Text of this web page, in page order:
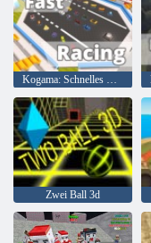
Kogama: Schnelles Rennen
Zwei Ball 3d